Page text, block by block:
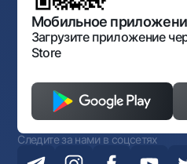
Открытые данные
Антимонопольный
Мобильное
Загрузите приложение
Store
Следите за нами в соцсетях